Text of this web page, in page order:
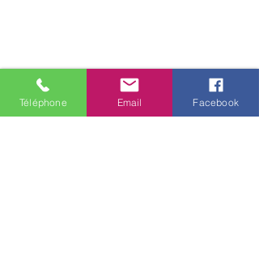
Téléphone Email Facebook